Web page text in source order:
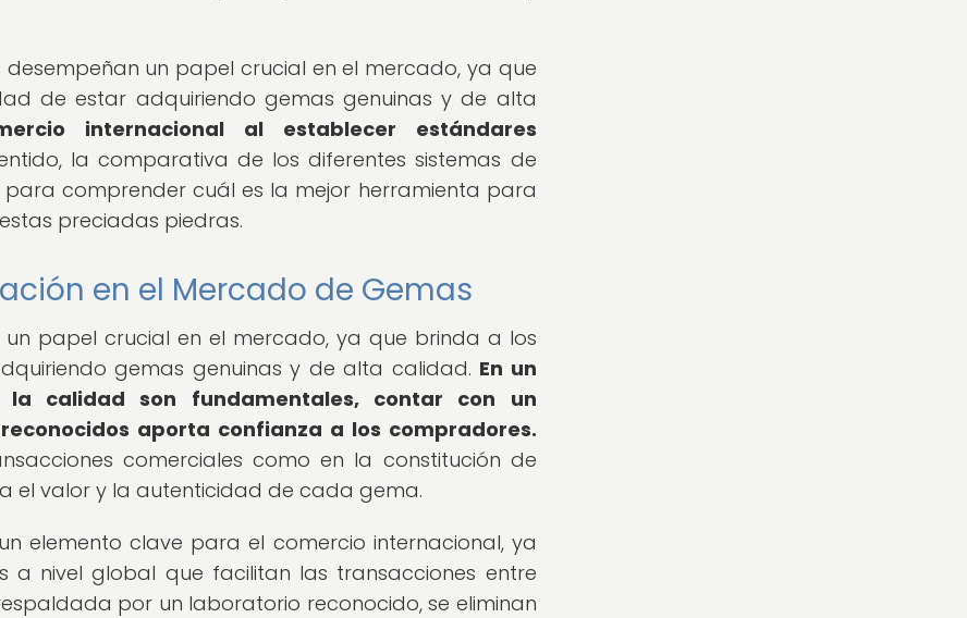
un papel crucial en el mercado, ya que
de estar adquiriendo gemas genuinas y de alta
internacional al establecer estándares
la comparativa de los diferentes sistemas de
comprender cuál es la mejor herramienta para
preciadas piedras.
en el Mercado de Gemas
papel crucial en el mercado, ya que brinda a los
gemas genuinas y de alta calidad. En un
calidad son fundamentales, contar con un
aporta confianza a los compradores.
comerciales como en la constitución de
el valor y la autenticidad de cada gema.
elemento clave para el comercio internacional, ya
a nivel global que facilitan las transacciones entre
por un laboratorio reconocido, se eliminan